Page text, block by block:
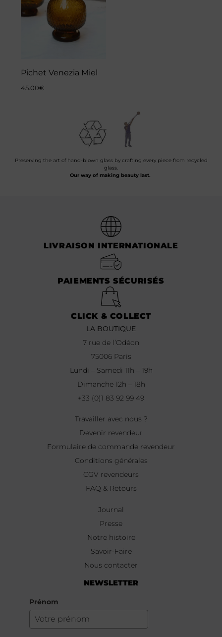
Pichet Venezia Miel
45.00€
Preserving the art of hand-blown glass by crafting every piece from recycled
glass.
Our way of making beauty last.
LIVRAISON INTERNATIONALE
PAIEMENTS SÉCURISÉS
CLICK & COLLECT
LA BOUTIQUE
7 rue de l’Odéon
75006 Paris
Lundi – Samedi 11h – 19h
Dimanche 12h – 18h
+33 (0)1 83 92 99 49
Travailler avec nous ?
Devenir revendeur
Formulaire de commande revendeur
Conditions générales
CGV revendeurs
FAQ & Retours
Journal
Presse
Notre histoire
Savoir-Faire
Nous contacter
NEWSLETTER
Prénom